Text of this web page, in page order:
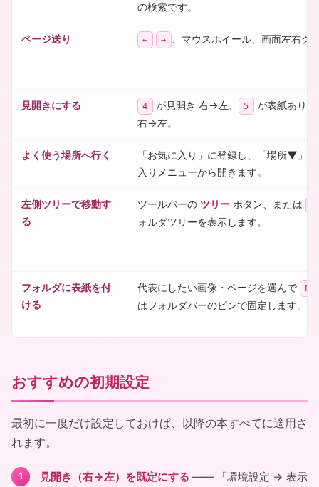
の検索です。
ページ送り ← → 、マウスホイール、画面左右ク
見開きにする 4 が見開き 右→左、 5
が表紙あり
右→左。
よく使う場所へ行く
「お気に入り」に登録し、「場所▼」
入りメニューから開きます。
左側ツリーで移動す
る
ツールバーの ツリーボタン、または
ォルダツリーを表示します。
フォルダに表紙を付
ける
代表にしたい画像・ページを選んで P
はフォルダバーのピンで固定します。
おすすめの初期設定
最初に一度だけ設定しておけば、以降の本すべてに適用さ
れます。
見開き（右→左）を既定にする ―― 「環境設定 → 表示